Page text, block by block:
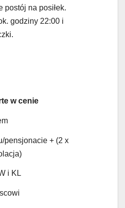
postój na posiłek.
godziny 22:00 i
w cenie
pensjonacie + (2 x
i KL